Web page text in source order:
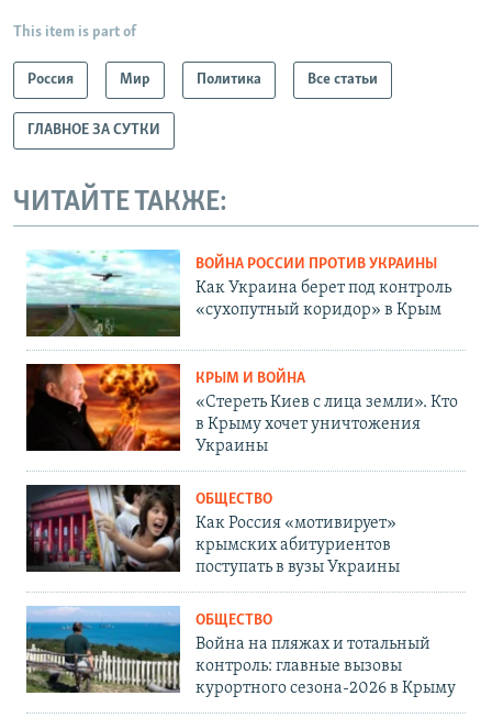
This item is part of
Россия Мир Политика Все статьи
ГЛАВНОЕ ЗА СУТКИ
ЧИТАЙТЕ ТАКЖЕ:
ВОЙНА РОССИИ ПРОТИВ УКРАИНЫ
Как Украина берет под контроль
«сухопутный коридор» в Крым
КРЫМ И ВОЙНА
«Стереть Киев с лица земли». Кто
в Крыму хочет уничтожения
Украины
ОБЩЕСТВО
Как Россия «мотивирует»
крымских абитуриентов
поступать в вузы Украины
ОБЩЕСТВО
Война на пляжах и тотальный
контроль: главные вызовы
курортного сезона-2026 в Крыму